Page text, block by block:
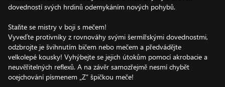
dovedností svých hrdinů odemykáním nových pohybů.
Staňte se mistry v boji s mečem!
Vyveďte protivníky z rovnováhy svými šermířskými dovednostmi,
odzbrojte je švihnutím bičem nebo mečem a předvádějte
velkolepé kousky! Vyhýbejte se jejich útokům pomocí akrobacie a
neuvěřitelných reflexů. A na závěr samozřejmě nesmí chybět
ocejchování písmenem „Z“ špičkou meče!